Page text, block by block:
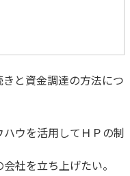
きと資金調達の方法につ
ウを活用してＨＰの制
社を立ち上げたい。